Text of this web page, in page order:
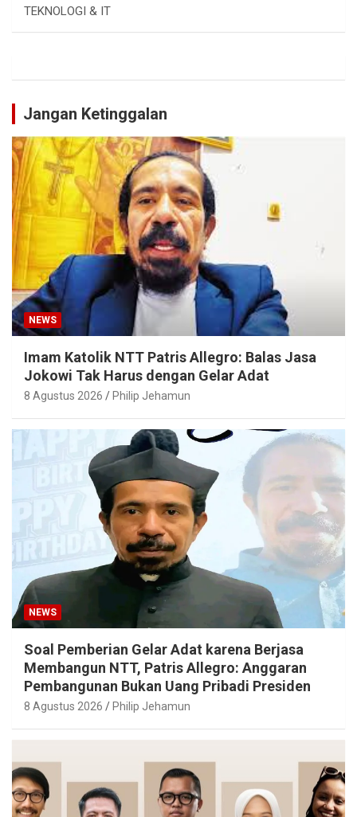
TEKNOLOGI & IT
Jangan Ketinggalan
NEWS
Imam Katolik NTT Patris Allegro: Balas Jasa
Jokowi Tak Harus dengan Gelar Adat
8 Agustus 2026 Philip Jehamun
NEWS
Soal Pemberian Gelar Adat karena Berjasa
Membangun NTT, Patris Allegro: Anggaran
Pembangunan Bukan Uang Pribadi Presiden
8 Agustus 2026 Philip Jehamun